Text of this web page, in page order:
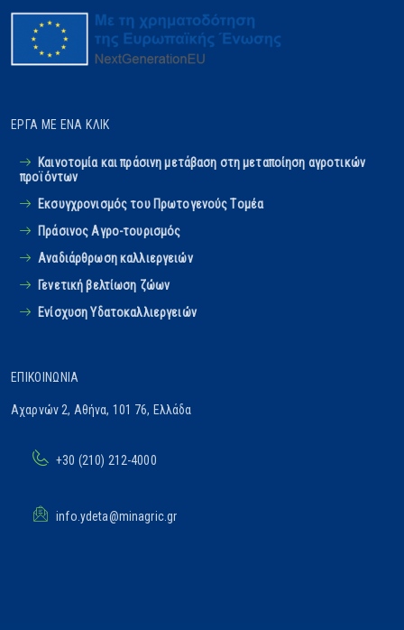
ΈΡΓΑ ΜΕ ΈΝΑ ΚΛΙΚ
Καινοτομία και πράσινη μετάβαση στη μεταποίηση αγροτικών
προϊόντων
Εκσυγχρονισμός του Πρωτογενούς Tομέα
Πράσινος Αγρο-τουρισμός
Αναδιάρθρωση καλλιεργειών
Γενετική βελτίωση ζώων
Ενίσχυση Υδατοκαλλιεργειών
ΕΠΙΚΟΙΝΩΝΊΑ
Αχαρνών 2, Αθήνα, 101 76, Ελλάδα
+30 (210) 212-4000
info.ydeta@minagric.gr